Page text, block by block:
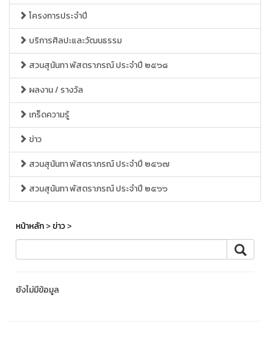
โครงการประจำปี
บริการศิลปะและวัฒนธรรม
สวนสุนันทา พัสตราภรณ์ ประจำปี ๒๕๖๘
ผลงาน / รางวัล
เกร็ดความรู้
ข่าว
สวนสุนันทา พัสตราภรณ์ ประจำปี ๒๕๖๗
สวนสุนันทา พัสตราภรณ์ ประจำปี ๒๕๖๖
หน้าหลัก>ข่าว>
ยังไม่มีข้อมูล